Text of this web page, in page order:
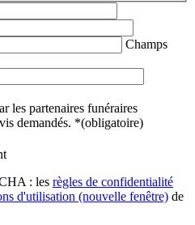
Champs
les partenaires funéraires
demandés. *(obligatoire)
: les règles de confidentialité
d'utilisation (nouvelle fenêtre) de